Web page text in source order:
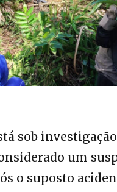
sob
um
o suposto